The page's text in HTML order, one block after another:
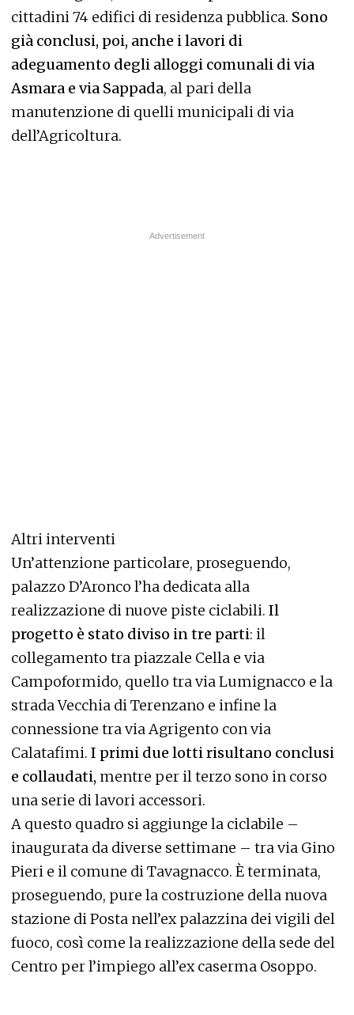
cittadini 74 edifici di residenza pubblica. Sono
già conclusi, poi, anche i lavori di
adeguamento degli alloggi comunali di via
Asmara e via Sappada, al pari della
manutenzione di quelli municipali di via
dell’Agricoltura.
Altri interventi
Un’attenzione particolare, proseguendo,
palazzo D’Aronco l’ha dedicata alla
realizzazione di nuove piste ciclabili. Il
progetto è stato diviso in tre parti: il
collegamento tra piazzale Cella e via
Campoformido, quello tra via Lumignacco e la
strada Vecchia di Terenzano e infine la
connessione tra via Agrigento con via
Calatafimi. I primi due lotti risultano conclusi
e collaudati, mentre per il terzo sono in corso
una serie di lavori accessori.
A questo quadro si aggiunge la ciclabile –
inaugurata da diverse settimane – tra via Gino
Pieri e il comune di Tavagnacco. È terminata,
proseguendo, pure la costruzione della nuova
stazione di Posta nell’ex palazzina dei vigili del
fuoco, così come la realizzazione della sede del
Centro per l’impiego all’ex caserma Osoppo.